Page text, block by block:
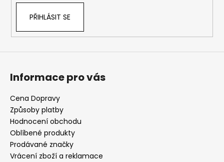
u
PŘIHLÁSIT SE
Informace pro vás
Cena Dopravy
Způsoby platby
Hodnocení obchodu
Oblíbené produkty
Prodávané značky
Vrácení zboží a reklamace